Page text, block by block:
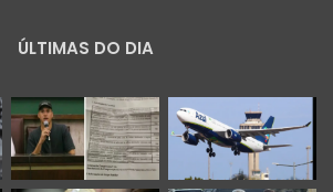
ÚLTIMAS DO DIA